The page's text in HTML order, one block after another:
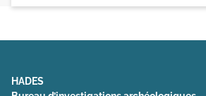
HADES